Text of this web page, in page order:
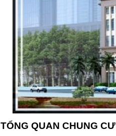
TỔNG QUAN CHUNG CƯ